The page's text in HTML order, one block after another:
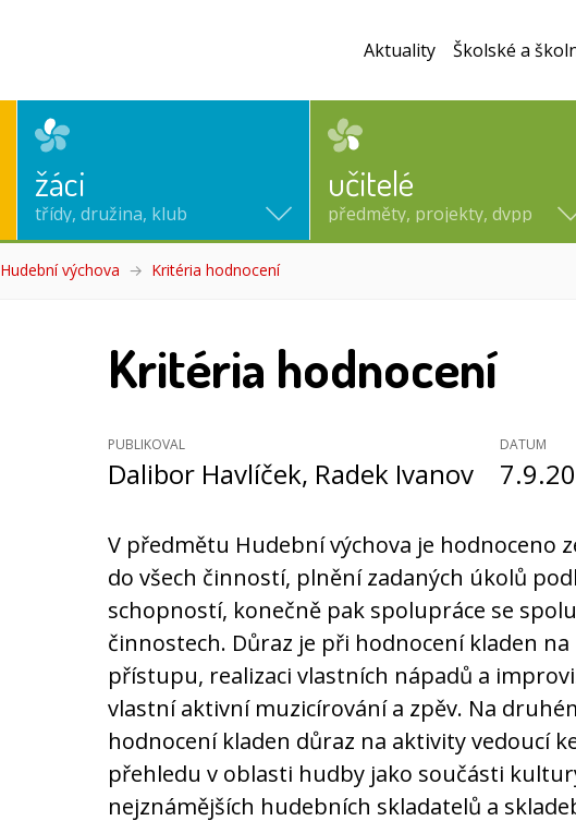
žáci
třídy, družina, klub
učitelé
předměty, projekty, dvpp
Aktuality Školské a
Hudební výchova Kritéria hodnocení(aktuální)
Kritéria hodnocení
PUBLIKOVAL
Dalibor Havlíček, Radek Ivanov
DATUM
V předmětu Hudební výchova je hodnoceno
do všech činností, plnění zadaných úkolů
schopností, konečně pak spolupráce se
činnostech. Důraz je při hodnocení kladen
přístupu, realizaci vlastních nápadů a
vlastní aktivní muzicírování a zpěv. Na
hodnocení kladen důraz na aktivity vedoucí
přehledu v oblasti hudby jako součásti
nejznámějších hudebních skladatelů a